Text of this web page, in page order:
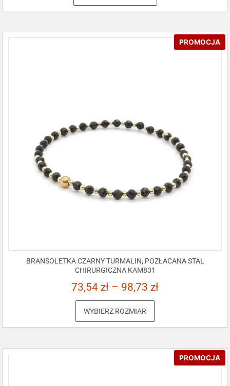
PROMOCJA
BRANSOLETKA CZARNY TURMALIN, POZŁACANA STAL
CHIRURGICZNA KAM831
73,54 zł – 98,73 zł
WYBIERZ ROZMIAR
PROMOCJA